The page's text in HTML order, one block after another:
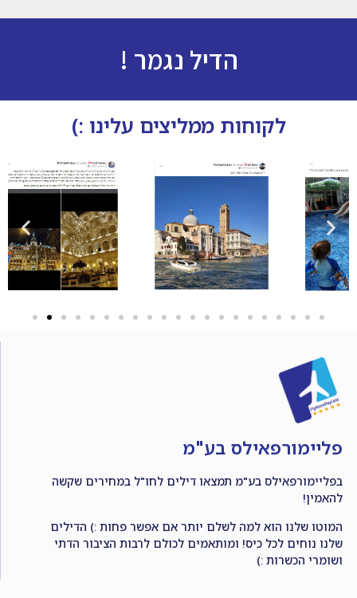
הדיל נגמר !
לקוחות ממליצים עלינו :)
פליימורפאילס בע"מ
בפליימורפאילס בע"מ תמצאו דילים לחו"ל במחירים שקשה
להאמין!
המוטו שלנו הוא למה לשלם יותר אם אפשר פחות :) הדילים
שלנו נוחים לכל כיס! ומותאמים לכולם לרבות הציבור הדתי
ושומרי הכשרות :)